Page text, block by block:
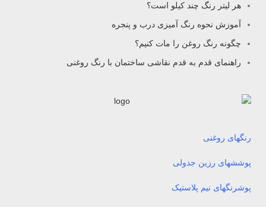
هر لیتر رنگ چند کیلو است؟
آموزش نحوه رنگ آمیزی درب و پنجره
چگونه رنگ روغن را مات کنیم؟
راهنمای قدم به قدم نقاشی ساختمان با رنگ روغنی
رنگهای روغنی
پوششهای رزین جدولی
پوشرنگهای نیم پلاستیک